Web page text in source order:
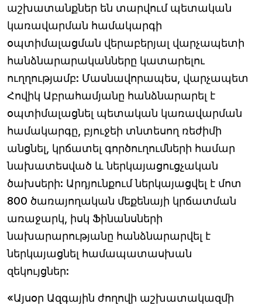
աշխատանքներ են տարվում պետական
կառավարման համակարգի
օպտիմալացման վերաբերյալ վարչապետի
հանձնարարականները կատարելու
ուղղությամբ: Մասնավորապես, վարչապետ
Հովիկ Աբրահամյանը հանձնարարել է
օպտիմալացնել պետական կառավարման
համակարգը, բյուջեի տնտեսող ռեժիմի
անցնել, կրճատել գործուղումների համար
նախատեսված և ներկայացուցչական
ծախսերի: Արդյունքում ներկայացվել է մոտ
800 ծառայողական մեքենայի կրճատման
առաջարկ, իսկ Ֆինանսների
նախարարությանը հանձնարարվել է
ներկայացնել համապատասխան
զեկույցներ:
«Այսօր Ազգային ժողովի աշխատակազմի